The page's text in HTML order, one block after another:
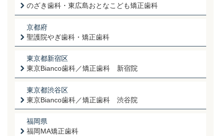
のざき歯科・東広島おとなこども矯正歯科
京都府
聖護院やぎ歯科・矯正歯科
東京都新宿区
東京Bianco歯科／矯正歯科 新宿院
東京都渋谷区
東京Bianco歯科／矯正歯科 渋谷院
福岡県
福岡MA矯正歯科